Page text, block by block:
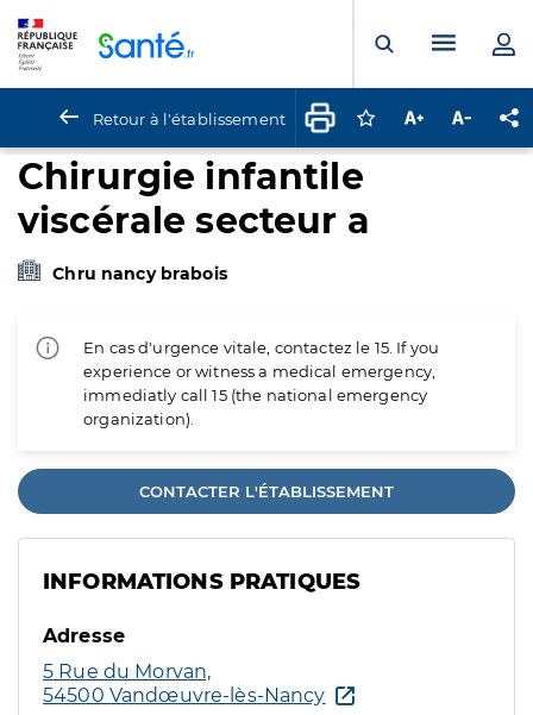
Ouvrir laMenu
Retour à l'établissement Connectez-vous
Augmenter la
Chirurgie infantile
viscérale secteur a
Chru nancy brabois
En cas d'urgence vitale, contactez le 15. If you
experience or witness a medical emergency,
immediatly call 15 (the national emergency
organization).
CONTACTER L'ÉTABLISSEMENT
INFORMATIONS PRATIQUES
Adresse
5 Rue du Morvan,
54500 Vandœuvre-lès-Nancy